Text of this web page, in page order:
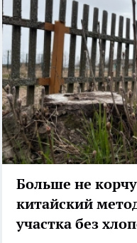
Больше не
китайский
участка без